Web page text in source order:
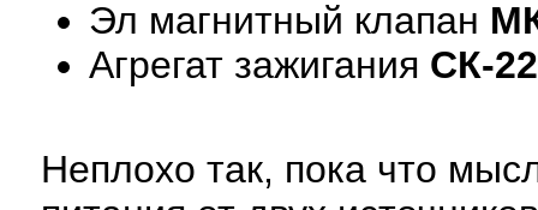
Эл магнитный клапан
Агрегат зажигания СК-
Неплохо так, пока что